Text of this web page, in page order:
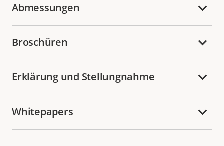
Abmessungen
Broschüren
Erklärung und Stellungnahme
Whitepapers